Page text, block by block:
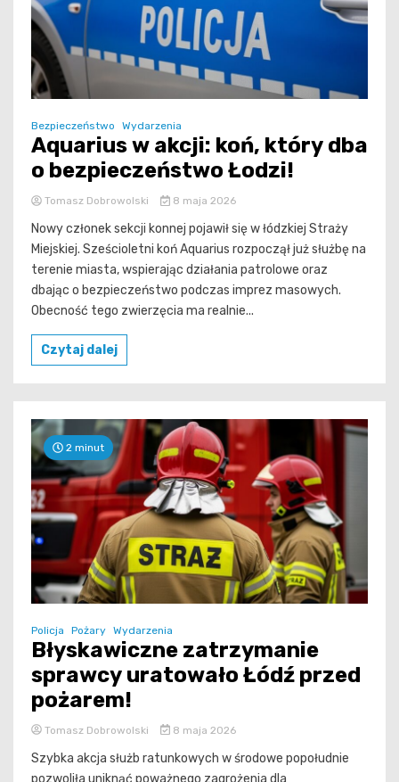
Bezpieczeństwo Wydarzenia
Aquarius w akcji: koń, który dba
o bezpieczeństwo Łodzi!
Tomasz Dobrowolski 8 maja 2026
Nowy członek sekcji konnej pojawił się w łódzkiej Straży
Miejskiej. Sześcioletni koń Aquarius rozpoczął już służbę na
terenie miasta, wspierając działania patrolowe oraz
dbając o bezpieczeństwo podczas imprez masowych.
Obecność tego zwierzęcia ma realnie...
Czytaj dalej
2 minut
Policja Pożary Wydarzenia
Błyskawiczne zatrzymanie
sprawcy uratowało Łódź przed
pożarem!
Tomasz Dobrowolski 8 maja 2026
Szybka akcja służb ratunkowych w środowe popołudnie
pozwoliła uniknąć poważnego zagrożenia dla